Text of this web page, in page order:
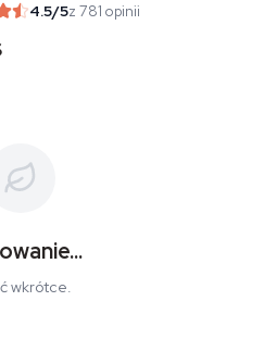
4.5/5z 781 opinii
wkrótce.